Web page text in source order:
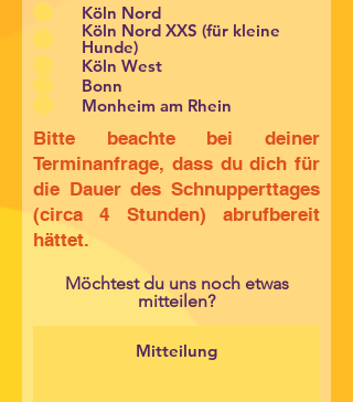
Köln Nord
Köln Nord XXS (für kleine
Hunde)
Köln West
Bonn
Monheim am Rhein
Bitte beachte bei deiner
Terminanfrage, dass du dich für
die Dauer des Schnupperttages
(circa 4 Stunden) abrufbereit
hättet.
Möchtest du uns noch etwas
mitteilen?